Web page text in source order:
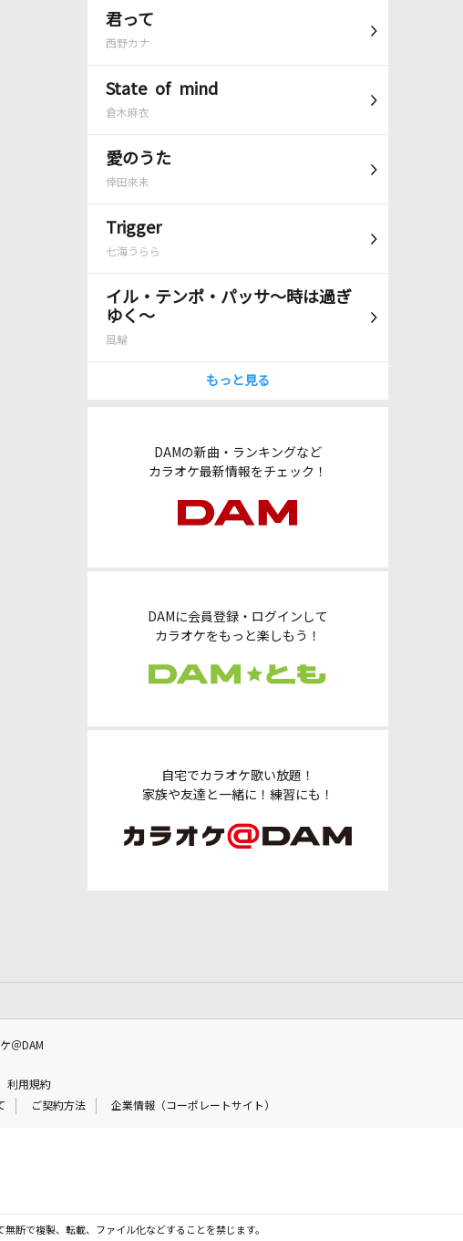
君って
西野カナ
State of mind
倉木麻衣
愛のうた
倖田來未
Trigger
七海うらら
イル・テンポ・パッサ～時は過ぎ
ゆく～
風輪
もっと見る
DAMの新曲・ランキングなど
カラオケ最新情報をチェック！
DAMに会員登録・ログインして
カラオケをもっと楽しもう！
自宅でカラオケ歌い放題！
家族や友達と一緒に！練習にも！
＠DAM
利用規約
ご契約方法 企業情報（コーポレートサイト）
断で複製、転載、ファイル化などすることを禁じます。